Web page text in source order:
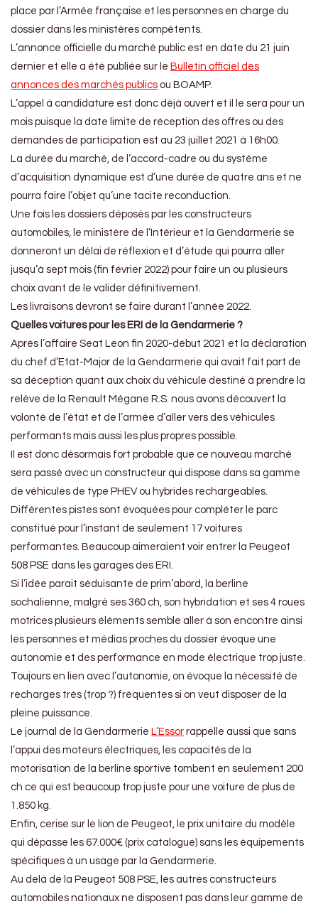
place par l’Armée française et les personnes en charge du
dossier dans les ministères compétents.
L’annonce officielle du marché public est en date du 21 juin
dernier et elle a été publiée sur le Bulletin officiel des
annonces des marchés publics ou BOAMP.
L’appel à candidature est donc déjà ouvert et il le sera pour un
mois puisque la date limite de réception des offres ou des
demandes de participation est au 23 juillet 2021 à 16h00.
La durée du marché, de l’accord-cadre ou du système
d’acquisition dynamique est d’une durée de quatre ans et ne
pourra faire l’objet qu’une tacite reconduction.
Une fois les dossiers déposés par les constructeurs
automobiles, le ministère de l’Intérieur et la Gendarmerie se
donneront un délai de réflexion et d’étude qui pourra aller
jusqu’à sept mois (fin février 2022) pour faire un ou plusieurs
choix avant de le valider définitivement.
Les livraisons devront se faire durant l’année 2022.
Quelles voitures pour les ERI de la Gendarmerie ?
Après l’affaire Seat Leon fin 2020-début 2021 et la déclaration
du chef d’Etat-Major de la Gendarmerie qui avait fait part de
sa déception quant aux choix du véhicule destiné à prendre la
relève de la Renault Mégane R.S. nous avons découvert la
volonté de l’état et de l’armée d’aller vers des véhicules
performants mais aussi les plus propres possible.
Il est donc désormais fort probable que ce nouveau marché
sera passé avec un constructeur qui dispose dans sa gamme
de véhicules de type PHEV ou hybrides rechargeables.
Différentes pistes sont évoquées pour compléter le parc
constitué pour l’instant de seulement 17 voitures
performantes. Beaucoup aimeraient voir entrer la Peugeot
508 PSE dans les garages des ERI.
Si l’idée parait séduisante de prim’abord, la berline
sochalienne, malgré ses 360 ch, son hybridation et ses 4 roues
motrices plusieurs éléments semble aller à son encontre ainsi
les personnes et médias proches du dossier évoque une
autonomie et des performance en mode électrique trop juste.
Toujours en lien avec l’autonomie, on évoque la nécessité de
recharges très (trop ?) fréquentes si on veut disposer de la
pleine puissance.
Le journal de la Gendarmerie L’Essor rappelle aussi que sans
l’appui des moteurs électriques, les capacités de la
motorisation de la berline sportive tombent en seulement 200
ch ce qui est beaucoup trop juste pour une voiture de plus de
1.850 kg.
Enfin, cerise sur le lion de Peugeot, le prix unitaire du modèle
qui dépasse les 67.000€ (prix catalogue) sans les équipements
spécifiques à un usage par la Gendarmerie.
Au delà de la Peugeot 508 PSE, les autres constructeurs
automobiles nationaux ne disposent pas dans leur gamme de